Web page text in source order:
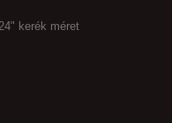
kerék méret